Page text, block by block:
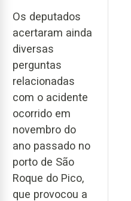
Os deputados
acertaram ainda
diversas
perguntas
relacionadas
com o acidente
ocorrido em
novembro do
ano passado no
porto de São
Roque do Pico,
que provocou a